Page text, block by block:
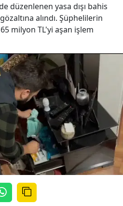
düzenlenen yasa dışı bahis
alındı. Şüphelilerin
milyon TL'yi aşan işlem